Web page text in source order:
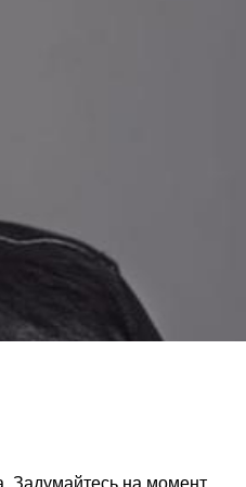
Задумайтесь на момент,